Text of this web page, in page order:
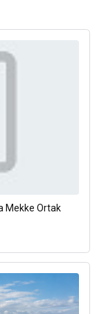
Mekke Ortak